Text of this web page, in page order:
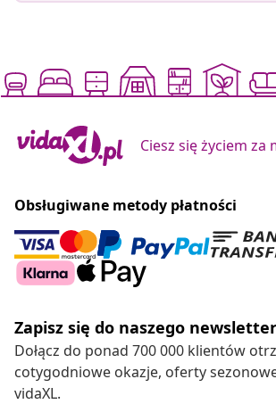
Ciesz się życiem za
Obsługiwane metody płatności
Zapisz się do naszego
Dołącz do ponad 700 000 klientów
cotygodniowe okazje, oferty
vidaXL.